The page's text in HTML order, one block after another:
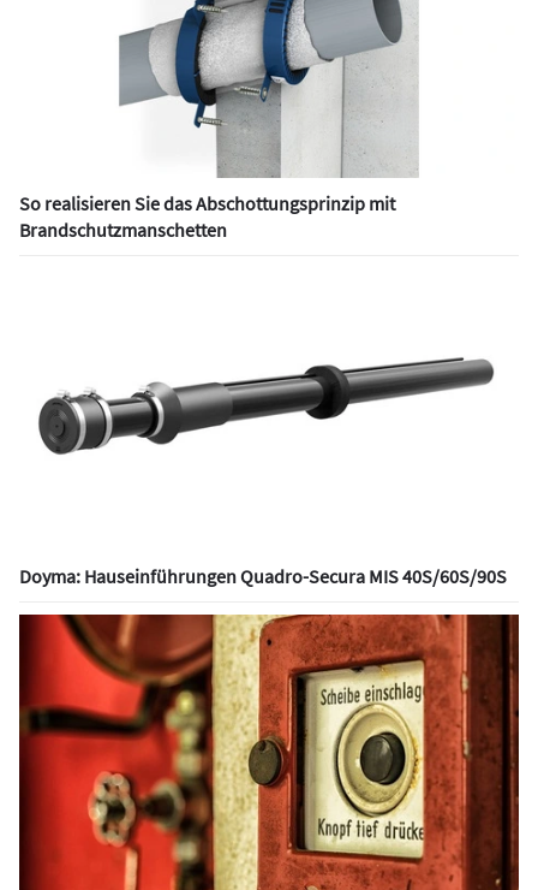
So realisieren Sie das Abschottungsprinzip mit
Brandschutzmanschetten
Doyma: Hauseinführungen Quadro-Secura MIS 40S/60S/90S